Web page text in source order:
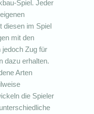
Spiel. Jeder
diesen im Spiel
mit den
jedoch Zug für
dazu erhalten.
Arten
die Spieler